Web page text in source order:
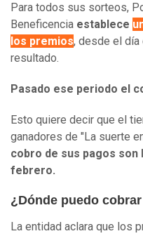
Para todos sus sorteos,
Beneficencia establece
los premios, desde el día
resultado.
Pasado ese periodo el
Esto quiere decir que el
ganadores de "La suerte
cobro de sus pagos son
febrero.
¿Dónde puedo
La entidad aclara que los